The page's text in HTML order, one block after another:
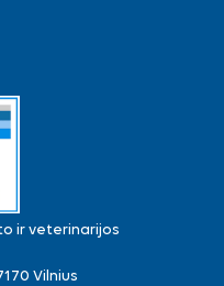
ir veterinarijos
Vilnius